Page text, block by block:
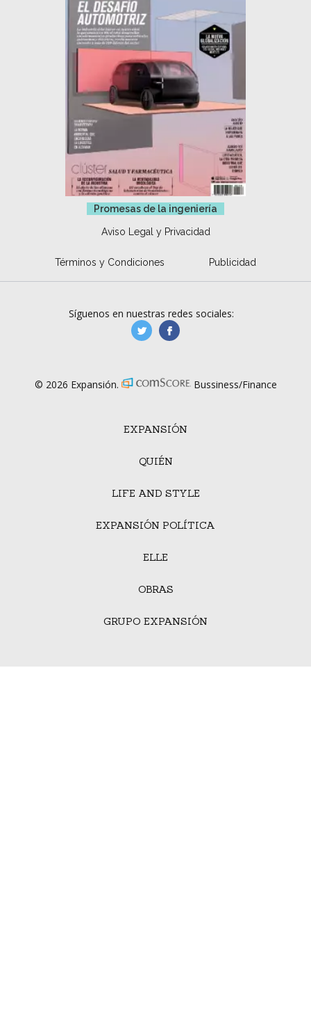
Promesas de la ingeniería
Aviso Legal y Privacidad
Términos y Condiciones Publicidad
EXPANSIÓN
QUIÉN
LIFE AND STYLE
EXPANSIÓN POLÍTICA
ELLE
OBRAS
GRUPO EXPANSIÓN
Síguenos en nuestras redes sociales:
manufacturaGE
© 2026 Expansión. Bussiness/Finance